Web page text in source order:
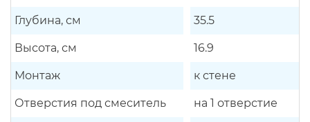
Глубина, см 35.5
Высота, см 16.9
Монтаж к стене
Отверстия под смеситель на 1 отверстие